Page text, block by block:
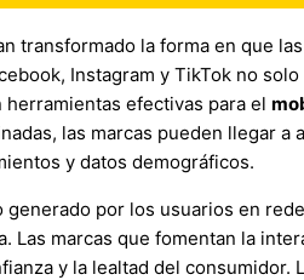
transformado la forma en que
Instagram y TikTok no
efectivas para el
las marcas pueden llegar
y datos demográficos.
generado por los usuarios en
Las marcas que fomentan la
y la lealtad del consumidor.